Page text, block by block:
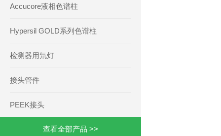
Accucore液相色谱柱
Hypersil GOLD系列色谱柱
检测器用氘灯
接头管件
PEEK接头
查看全部产品 >>